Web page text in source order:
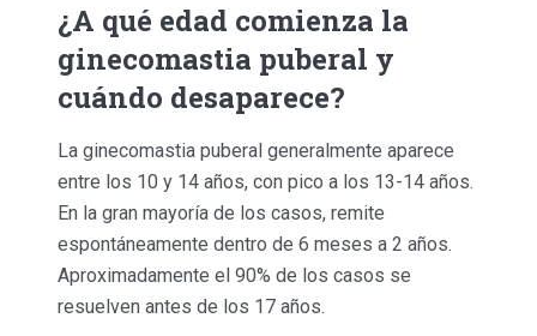
¿A qué edad comienza la
ginecomastia puberal y
cuándo desaparece?
La ginecomastia puberal generalmente aparece
entre los 10 y 14 años, con pico a los 13-14 años.
En la gran mayoría de los casos, remite
espontáneamente dentro de 6 meses a 2 años.
Aproximadamente el 90% de los casos se
resuelven antes de los 17 años.